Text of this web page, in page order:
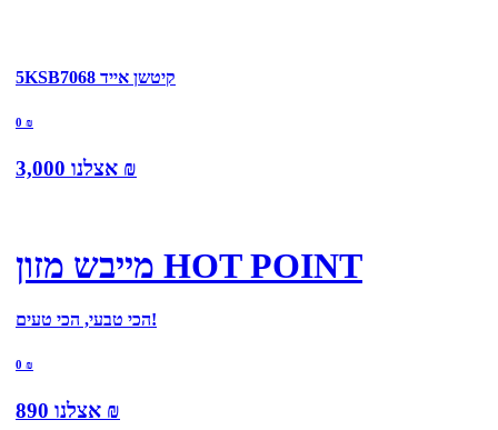
5KSB7068 קיטשן אייד
0 ₪
אצלנו 3,000 ₪
מייבש מזון HOT POINT
הכי טבעי, הכי טעים!
0 ₪
אצלנו 890 ₪